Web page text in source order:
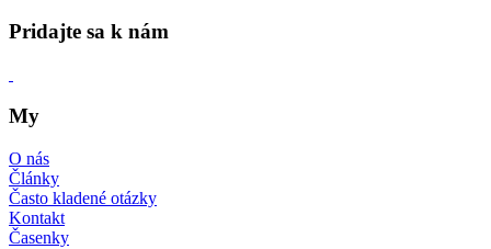
Pridajte sa k nám
My
O nás
Články
Často kladené otázky
Kontakt
Časenky